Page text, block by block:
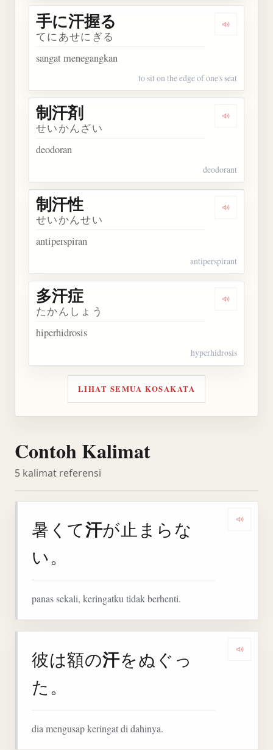
Dengarkan
手に汗握る
てにあせにぎる
sangat menegangkan
to sit on the edge of one's seat
Dengarkan
制汗剤
せいかんざい
deodoran
deodorant
Dengarkan
制汗性
せいかんせい
antiperspiran
antiperspirant
Dengarkan
多汗症
たかんしょう
hiperhidrosis
hyperhidrosis
LIHAT SEMUA KOSAKATA
Contoh Kalimat
5 kalimat referensi
暑くて汗が止まらな
い。
panas sekali, keringatku tidak berhenti.
彼は額の汗をぬぐっ
た。
dia mengusap keringat di dahinya.